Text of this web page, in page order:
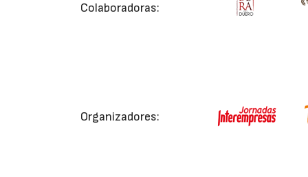
Colaboradoras:
Organizadores: